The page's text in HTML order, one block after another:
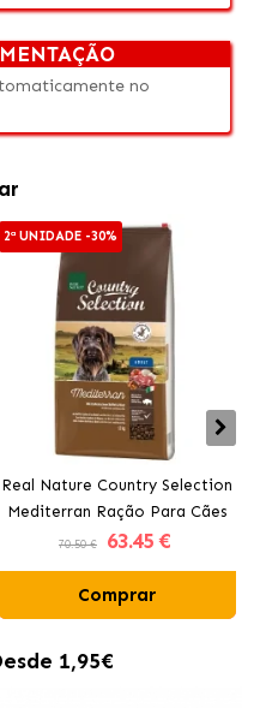
no
2ª UNIDADE -30%
Real Nature Country Selection
Mediterran Ração Para Cães
Adultos com Búfalo
70.50 € 63.45 €
Comprar
1,95€